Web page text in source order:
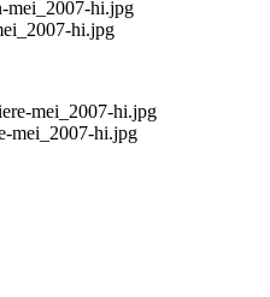
hi.jpg
mei_2007-hi.jpg